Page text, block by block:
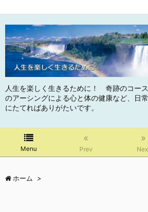
人生を楽しく生きるために！ 奇跡のコー
のアーシングによる心と体の健康など、日
にたてればありがたいです。
Menu
«
Prev
»
ホーム >